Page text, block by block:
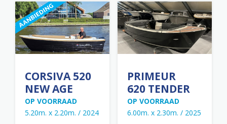
CORSIVA 520
NEW AGE
OP VOORRAAD
5.20m. x 2.20m. / 2024
PRIMEUR
620 TENDER
OP VOORRAAD
6.00m. x 2.30m. / 2025